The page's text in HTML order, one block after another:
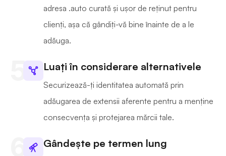
adresa .auto curată și ușor de reținut pentru
clienți, așa că gândiți-vă bine înainte de a le
adăuga.
Luați în considerare alternativele
Securizează-ți identitatea automată prin
adăugarea de extensii aferente pentru a menține
consecvența și protejarea mărcii tale.
Gândește pe termen lung